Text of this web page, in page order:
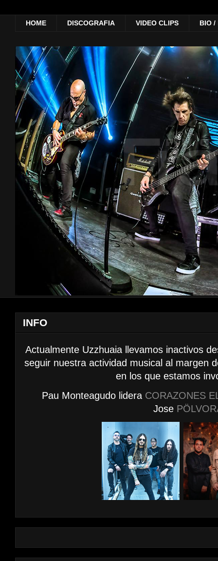
HOME DISCOGRAFIA VIDEO CLIPS BIO /
INFO
Actualmente Uzzhuaia llevamos inactivos
seguir nuestra actividad musical al margen
en los que estamos
Pau Monteagudo lidera CORAZONES
Jose